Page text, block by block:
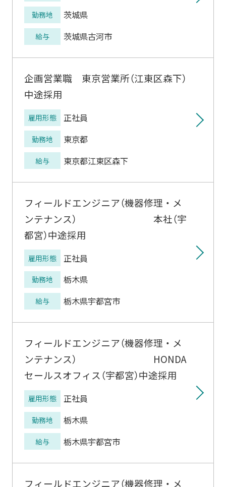
勤務地 茨城県
給与 茨城県古河市
企画営業職 東京営業所（江東区森下）
中途採用
雇用形態 正社員
勤務地 東京都
給与 東京都江東区森下
フィールドエンジニア（機器修理・メ
ンテナンス） 本社（宇
都宮）中途採用
雇用形態 正社員
勤務地 栃木県
給与 栃木県宇都宮市
フィールドエンジニア（機器修理・メ
ンテナンス） HONDA
セールスオフィス（宇都宮）中途採用
雇用形態 正社員
勤務地 栃木県
給与 栃木県宇都宮市
フィールドエンジニア（機器修理・メ